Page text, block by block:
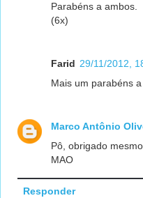
Parabéns a ambos.
(6x)
Farid 29/11/2012,
Mais um parabéns
Marco Antônio
Pô, obrigado
MAO
Responder